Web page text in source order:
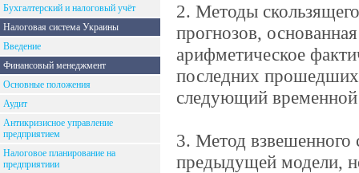
Бухгалтерский и налоговый учёт
Налоговая система Украины
Введение
Финансовый менеджмент
Основные положения
Аудит
Антикризисное управление
предприятием
Налоговое планирование на
предприятиии
2. Методы
прогнозов,
арифметическое
последних прошедших
следующий
3. Метод взвешенного
предыдущей модели,